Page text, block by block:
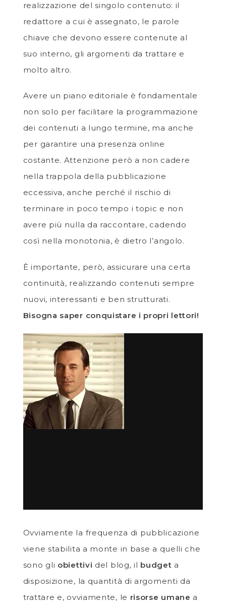
realizzazione del singolo contenuto: il
redattore a cui è assegnato, le parole
chiave che devono essere contenute al
suo interno, gli argomenti da trattare e
molto altro.
Avere un piano editoriale è fondamentale
non solo per facilitare la programmazione
dei contenuti a lungo termine, ma anche
per garantire una presenza online
costante. Attenzione però a non cadere
nella trappola della pubblicazione
eccessiva, anche perché il rischio di
terminare in poco tempo i topic e non
avere più nulla da raccontare, cadendo
così nella monotonia, è dietro l’angolo.
È importante, però, assicurare una certa
continuità, realizzando contenuti sempre
nuovi, interessanti e ben strutturati.
Bisogna saper conquistare i propri lettori!
Ovviamente la frequenza di pubblicazione
viene stabilita a monte in base a quelli che
sono gli obiettivi del blog, il budget a
disposizione, la quantità di argomenti da
trattare e, ovviamente, le risorse umane a